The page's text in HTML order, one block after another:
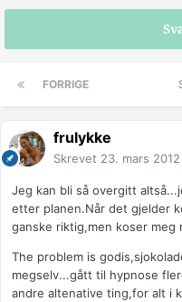
FORRIGE
frulykke
Skrevet 23. mars 2012
Jeg kan bli så overgitt
etter planen.Når det gjelder
ganske riktig,men koser meg
The problem is
megselv...gått til hypnose
andre altenative ting,for alt i